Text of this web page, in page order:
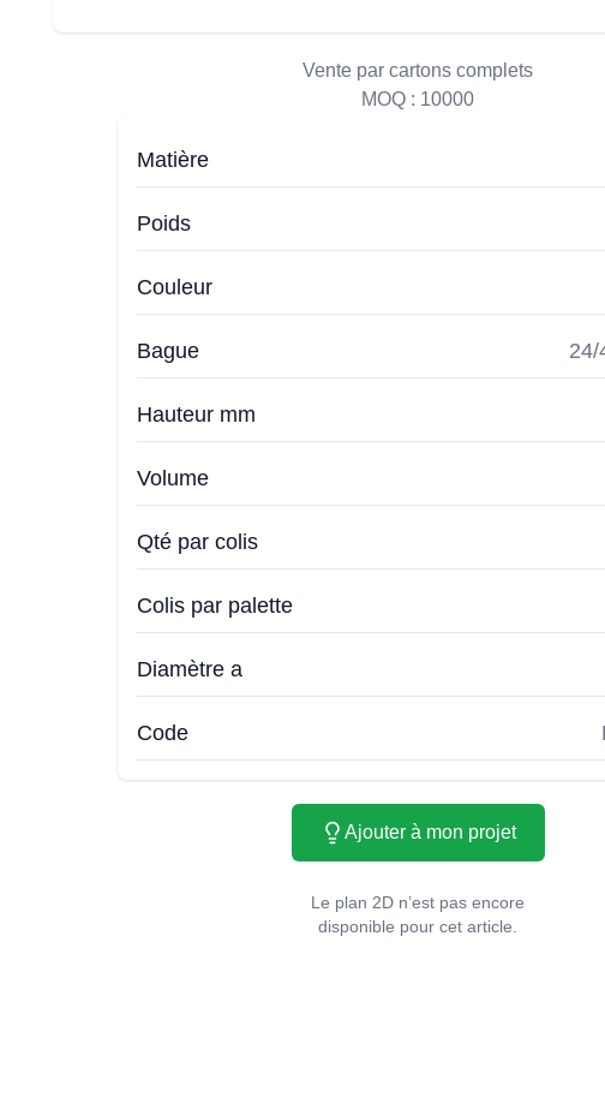
Vente par cartons complets
MOQ : 10000
Matière
Poids
Couleur
Bague 24/
Hauteur mm
Volume
Qté par colis
Colis par palette
Diamètre a
Code
Ajouter à mon projet
Le plan 2D n’est pas encore
disponible pour cet article.